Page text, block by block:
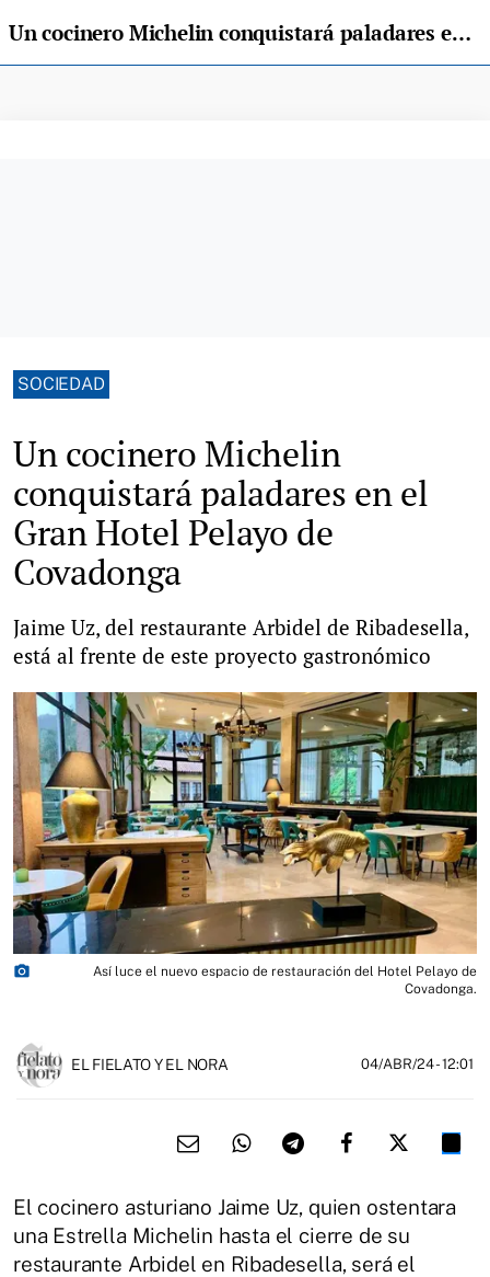
Un cocinero Michelin conquistará paladares en el Gran Hotel Pelayo de Covadonga
SOCIEDAD
Un cocinero Michelin
conquistará paladares en el
Gran Hotel Pelayo de
Covadonga
Jaime Uz, del restaurante Arbidel de Ribadesella,
está al frente de este proyecto gastronómico
photo_camera
Así luce el nuevo espacio de restauración del Hotel Pelayo de
Covadonga.
EL FIELATO Y EL NORA 04/ABR/24- 12:01
El cocinero asturiano Jaime Uz, quien ostentara
una Estrella Michelin hasta el cierre de su
restaurante Arbidel en Ribadesella, será el